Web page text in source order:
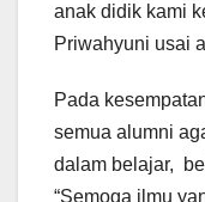
anak didik kami
Priwahyuni usai
Pada
semua alumni
dalam belajar,
“Semoga ilmu